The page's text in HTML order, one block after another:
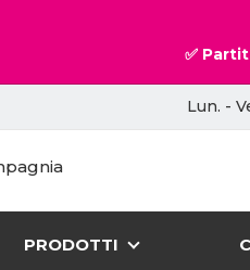
✅
Lun. -
PRODOTTI